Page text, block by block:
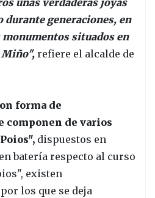
unas verdaderas joyas
durante generaciones, en
situados en
Miño", refiere el alcalde de
forma de
componen de varios
dispuestos en
batería respecto al curso
existen
los que se deja